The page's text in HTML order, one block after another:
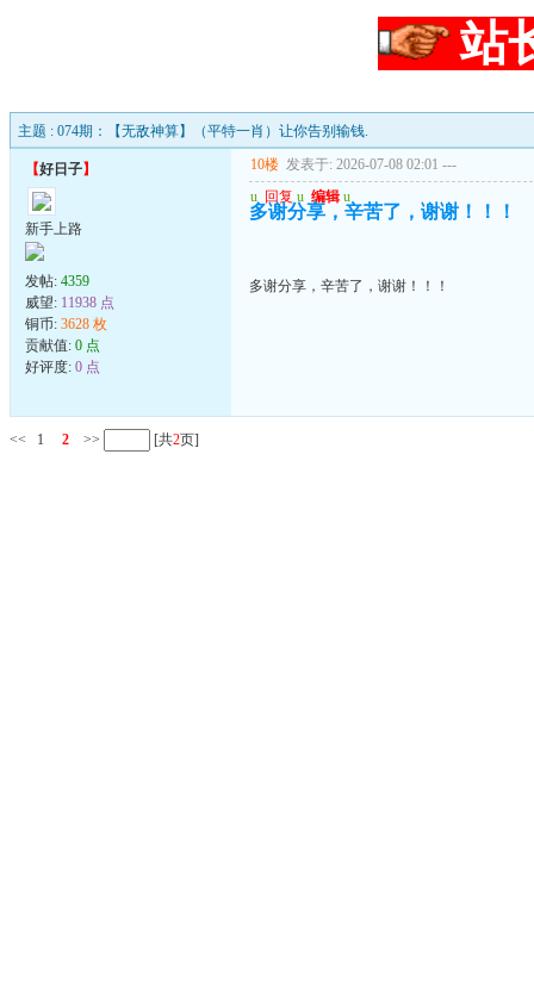
站
主题 : 074期：【无敌神算】（平特一肖）让你告别输钱.
【好日子】
新手上路
发帖: 4359
威望: 11938 点
铜币: 3628 枚
贡献值: 0 点
好评度: 0 点
10楼 发表于: 2026-07-08 02:01 ---
u 回复 u 编辑 u
多谢分享，辛苦了，谢谢！！！
多谢分享，辛苦了，谢谢！！！
<< 1 2 >> [共2页]